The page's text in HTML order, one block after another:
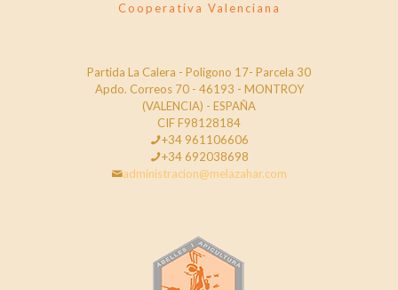
Cooperativa Valenciana
Partida La Calera - Poligono 17- Parcela 30
Apdo. Correos 70 - 46193 - MONTROY
(VALENCIA) - ESPAÑA
CIF F98128184
+34 961106606
+34 692038698
administracion@melazahar.com